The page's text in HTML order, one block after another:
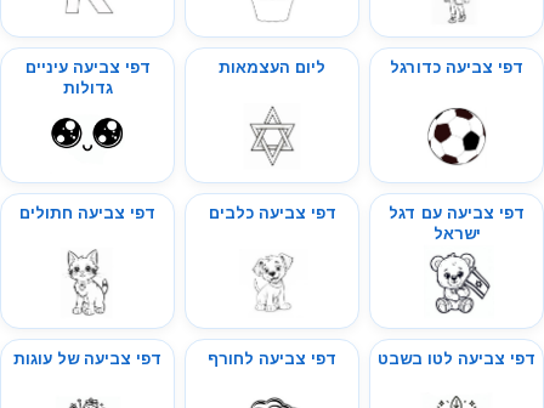
דפי צביעה כדורגל ליום העצמאות
דפי צביעה עיניים
גדולות
דפי צביעה עם דגל
ישראל
דפי צביעה כלבים דפי צביעה חתולים
דפי צביעה לטו בשבט דפי צביעה לחורף דפי צביעה של עוגות